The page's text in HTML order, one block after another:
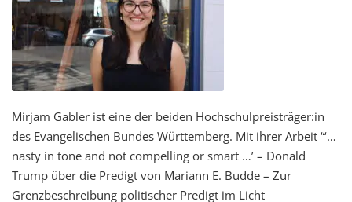
Mirjam Gabler ist eine der beiden Hochschulpreisträger:in
des Evangelischen Bundes Württemberg. Mit ihrer Arbeit “‘…
nasty in tone and not compelling or smart …’ – Donald
Trump über die Predigt von Mariann E. Budde – Zur
Grenzbeschreibung politischer Predigt im Licht